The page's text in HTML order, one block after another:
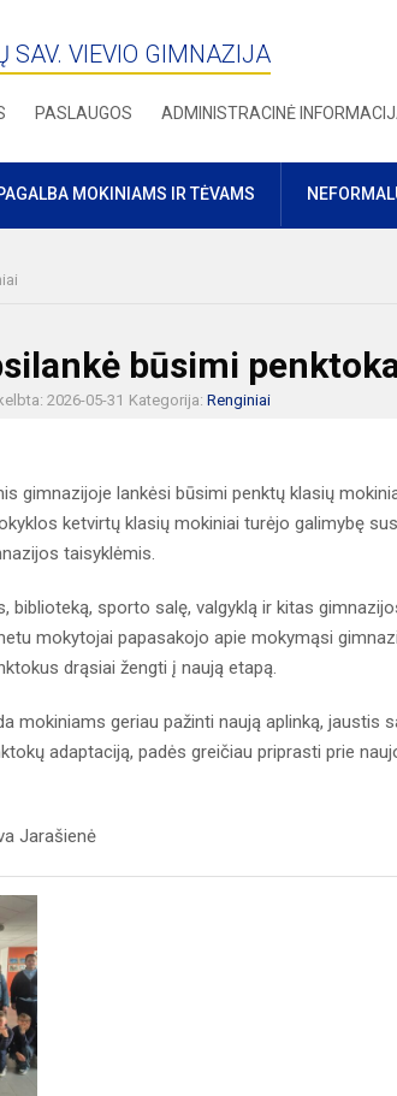
SAV. VIEVIO GIMNAZIJA
PASLAUGOS ADMINISTRACINĖ
MOKINIAMS IR TĖVAMS
būsimi
2026-05-31 Kategorija: Renginiai
gimnazijoje lankėsi būsimi penktų klasių
ketvirtų klasių mokiniai turėjo galimybę
taisyklėmis.
biblioteką, sporto salę, valgyklą ir kitas
mokytojai papasakojo apie mokymąsi
drąsiai žengti į naują etapą.
mokiniams geriau pažinti naują aplinką, jaustis
adaptaciją, padės greičiau priprasti prie
Jarašienė